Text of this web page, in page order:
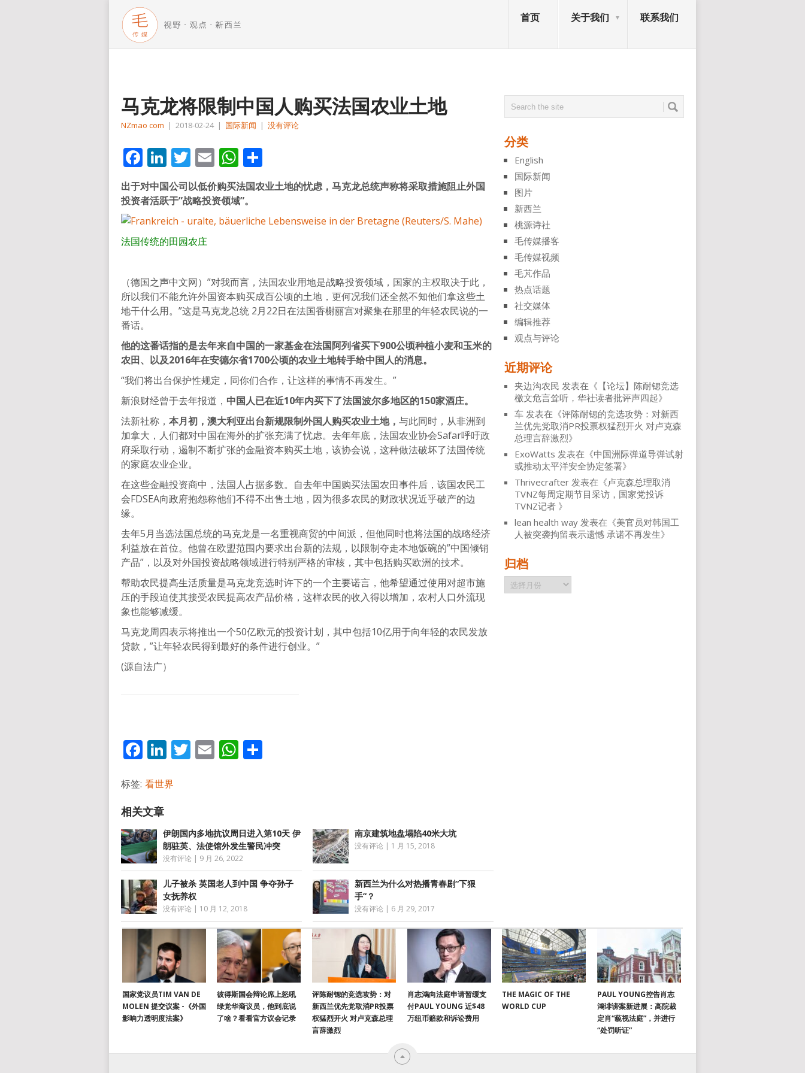
首页 关于我们 联系我们
马克龙将限制中国人购买法国农业土地
NZmao com | 2018-02-24 | 国际新闻 | 没有评论
Facebook
LinkedIn
Twitter
EmailWhatsApp
享
出于对中国公司以低价购买法国农业土地的忧虑，马克龙总统声称将采取措施阻止外国
投资者活跃于”战略投资领域”。
法国传统的田园农庄
（德国之声中文网）”对我而言，法国农业用地是战略投资领域，国家的主权取决于此，
所以我们不能允许外国资本购买成百公顷的土地，更何况我们还全然不知他们拿这些土
地干什么用。”这是马克龙总统 2月22日在法国香榭丽宫对聚集在那里的年轻农民说的一
番话。
他的这番话指的是去年来自中国的一家基金在法国阿列省买下900公顷种植小麦和玉米的
农田、以及2016年在安德尔省1700公顷的农业土地转手给中国人的消息。
“我们将出台保护性规定，同你们合作，让这样的事情不再发生。”
新浪财经曾于去年报道， 中国人已在近10年内买下了法国波尔多地区的150家酒庄。
法新社称， 本月初，澳大利亚出台新规限制外国人购买农业土地， 与此同时，从非洲到
加拿大，人们都对中国在海外的扩张充满了忧虑。去年年底，法国农业协会Safar呼吁政
府采取行动，遏制不断扩张的金融资本购买土地，该协会说，这种做法破坏了法国传统
的家庭农业企业。
在这些金融投资商中，法国人占据多数。自去年中国购买法国农田事件后，该国农民工
会FDSEA向政府抱怨称他们不得不出售土地，因为很多农民的财政状况近乎破产的边
缘。
去年5月当选法国总统的马克龙是一名重视商贸的中间派，但他同时也将法国的战略经济
利益放在首位。他曾在欧盟范围内要求出台新的法规，以限制夺走本地饭碗的”中国倾销
产品”，以及对外国投资战略领域进行特别严格的审核，其中包括购买欧洲的技术。
帮助农民提高生活质量是马克龙竞选时许下的一个主要诺言，他希望通过使用对超市施
压的手段迫使其接受农民提高农产品价格，这样农民的收入得以增加，农村人口外流现
象也能够减缓。
马克龙周四表示将推出一个50亿欧元的投资计划，其中包括10亿用于向年轻的农民发放
贷款，”让年轻农民得到最好的条件进行创业。”
(源自法广）
Facebook
LinkedIn
Twitter
EmailWhatsApp
标签: 看世界
伊朗国内多地抗议周日进入第10天 伊
朗驻英、法使馆外发生警民冲突
没有评论 | 9 月 26, 2022
南京建筑地盘塌陷40米大坑
没有评论 | 1 月 15, 2018
儿子被杀 英国老人到中国 争夺孙子
女抚养权
没有评论 | 10 月 12, 2018
新西兰为什么对热播青春剧“下狠
手”？
没有评论 | 6 月 29, 2017
分类
English
国际新闻
图片
新西兰
桃源诗社
毛传媒播客
毛传媒视频
毛芃作品
热点话题
社交媒体
编辑推荐
观点与评论
近期评论
夹边沟农民 发表在《 【论坛】陈耐锶竞选
檄文危言耸听，华社读者批评声四起》
车 发表在《评陈耐锶的竞选攻势：对新西
兰优先党取消PR投票权猛烈开火 对卢克森
总理言辞激烈》
ExoWatts 发表在《中国洲际弹道导弹试射
或推动太平洋安全协定签署》
Thrivecrafter 发表在《卢克森总理取消
TVNZ每周定期节目采访，国家党投诉
TVNZ记者 》
lean health way 发表在《美官员对韩国工
人被突袭拘留表示遗憾 承诺不再发生》
归档
归
档
国家党议员TIM VAN DE
MOLEN 提交议案 -《外国
影响力透明度法案》
彼得斯国会辩论席上怒吼
绿党华裔议员，他到底说
了啥？看看官方议会记录
评陈耐锶的竞选攻势：对
新西兰优先党取消PR投票
权猛烈开火 对卢克森总理
言辞激烈
肖志鴻向法庭申请暂缓支
付PAUL YOUNG 近$48
万纽币赔款和诉讼费用
THE MAGIC OF THE
WORLD CUP
PAUL YOUNG控告肖志
鴻诽谤案新进展：高院裁
定肖“藐视法庭”，并进行
“处罚听证”